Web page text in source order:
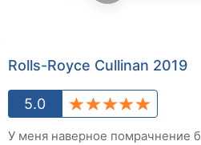
Rolls-Royce Cullinan 2019
5.0
У меня наверное помрачнение